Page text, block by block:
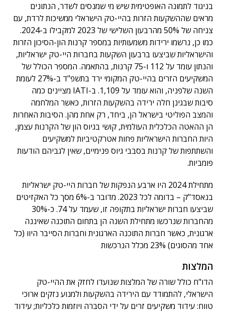
בניגוד לתמונה האופטימית שיש מי שמנסים לשדר, הנתונים
מראים שההשקעות הזרות בהיי-טק הישראלי ממשיכות לרדת, עם
צניחה של 50% מהרבעון השלישי של 2023 למקבילו ב-2024.
כמו כן, נרשמו ירידות משמעותיות במספר קרנות הון-הסיכון הזרות
והישראליות שביצעו ברבעון השקעות בחברות היי-טק ישראליות,
והנתון עומד על 112 ו-75 קרנות, בהתאמה. המספר הכולל של
המשקיעים הזרים בהיי-טק המקומי ירד בתשפ"ד ב-27% לעומת
השנה שלפניה, והוא עומד על 1,109. ב-IATI מציינים כמה
סיבות שבגינן חלה ירידה בהשקעות הזרות, כאשר המלחמה
והמצב הפוליטי בישראל הן, ביחד, רק אחת מהן. הסיבות האחרות
הן ההאטה הכלכלית העולמית, קושי בגיוס הון של הקרנות עצמן,
היות החברות הישראליות פחות אטרקטיביות למשקיעים
והשתתפות של קרנות בסבבי גיוס פנימיים, שאין לגביהם הודעות
פומביות.
מתחילת 2024 היו ארבע הנפקות של חברות היי-טק ישראליות
בנאסד"ק – בדומה לכל 2023. מדובר ב-6% מסך כל האקזיטים
שביצעו חברות ישראליות בתקופה זו, שעמד על 74. כ-30%
מהחברות שנרכשו מתחילת השנה הן בתחום התוכנה שאיננה
ארגונית, כאשר חברות התוכנה הארגונית וחברות הסייבר היוו (כל
אחד מהסוגים) 23% מכלל הנרכשות
המלצות
הדו"ח כולל שורה של המלצות שנועדו לחזק את ההיי-טק
הישראלי, להתמודד עם הירידה בהשקעות ולמנוע נזקים ארוכי
טווח: עידוד משקיעים זרים על ידי הסברה ויוזמות כלכליות; עידוד